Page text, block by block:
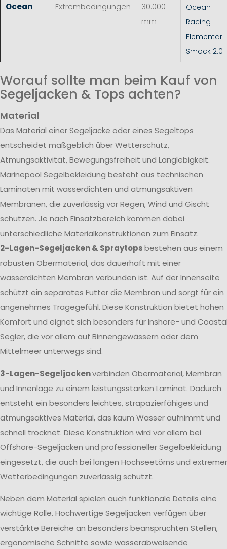
Ocean Extrembedingungen
30.000
mm
Ocean
Racing
Elementar
Smock 2.0
Worauf sollte man beim Kauf von
Segeljacken & Tops achten?
Material
Das Material einer Segeljacke oder eines Segeltops
entscheidet maßgeblich über Wetterschutz,
Atmungsaktivität, Bewegungsfreiheit und Langlebigkeit.
Marinepool Segelbekleidung besteht aus technischen
Laminaten mit wasserdichten und atmungsaktiven
Membranen, die zuverlässig vor Regen, Wind und Gischt
schützen. Je nach Einsatzbereich kommen dabei
unterschiedliche Materialkonstruktionen zum Einsatz.
2-Lagen-Segeljacken & Spraytopsbestehen aus einem
robusten Obermaterial, das dauerhaft mit einer
wasserdichten Membran verbunden ist. Auf der Innenseite
schützt ein separates Futter die Membran und sorgt für ein
angenehmes Tragegefühl. Diese Konstruktion bietet hohen
Komfort und eignet sich besonders für Inshore- und
Segler, die vor allem auf Binnengewässern oder dem
Mittelmeer unterwegs sind.
3-Lagen-Segeljackenverbinden Obermaterial, Membran
und Innenlage zu einem leistungsstarken Laminat. Dadurch
entsteht ein besonders leichtes, strapazierfähiges und
atmungsaktives Material, das kaum Wasser aufnimmt und
schnell trocknet. Diese Konstruktion wird vor allem bei
Offshore-Segeljacken und professioneller Segelbekleidung
eingesetzt, die auch bei langen Hochseetörns und
Wetterbedingungen zuverlässig schützt.
Neben dem Material spielen auch funktionale Details eine
wichtige Rolle. Hochwertige Segeljacken verfügen über
verstärkte Bereiche an besonders beanspruchten Stellen,
ergonomische Schnitte sowie wasserabweisende